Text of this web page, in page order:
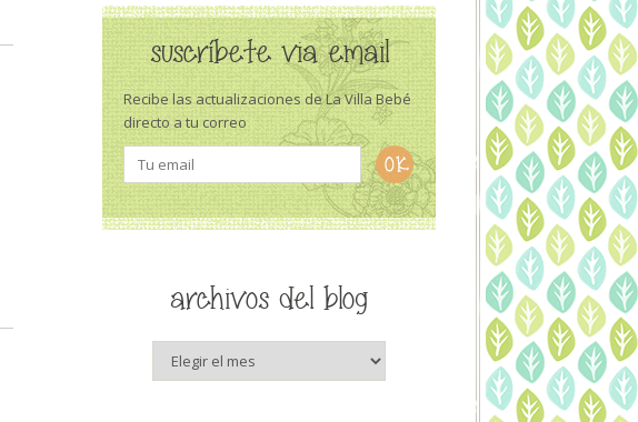
suscríbete via email
Recibe las actualizaciones de La Villa Bebé
directo a tu correo
archivos del blog
archivos